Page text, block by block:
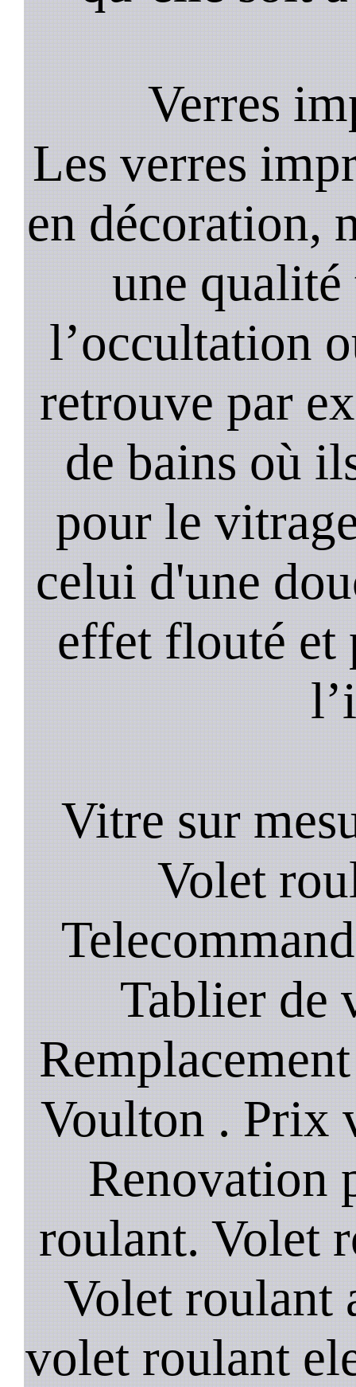
Verres
Les verres
en décoration,
une
l’occultation
retrouve par
de bains où
pour le
celui d'une
effet flouté et
Vitre sur
Volet
Tablier de
Voulton . Prix
Renovation
roulant. Volet
Volet roulant
volet roulant